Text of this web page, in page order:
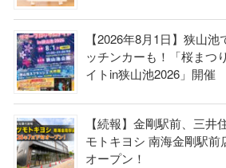
【2026年8月1日】狭山
ッチンカーも！「桜まつ
イトin狭山池2026」開催
【続報】金剛駅前、三井
モトキヨシ 南海金剛駅前
オープン！